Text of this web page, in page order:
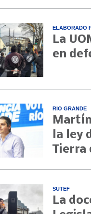
ELABORADO
La
en
RIO GRANDE
la ley
Tierra
SUTEF
La